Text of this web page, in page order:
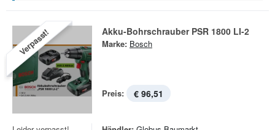
Verpasst! Akku-Bohrschrauber PSR 1800 LI-2
Marke: Bosch
Preis: € 96,51